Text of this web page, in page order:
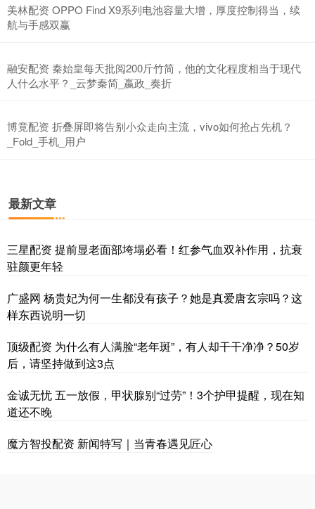
美林配资 OPPO Find X9系列电池容量大增，厚度控制得当，续
航与手感双赢
融安配资 秦始皇每天批阅200斤竹简，他的文化程度相当于现代
人什么水平？_云梦秦简_嬴政_奏折
博竟配资 折叠屏即将告别小众走向主流，vivo如何抢占先机？
_Fold_手机_用户
最新文章
三星配资 提前显老面部垮塌必看！红参气血双补作用，抗衰
驻颜更年轻
广盛网 杨贵妃为何一生都没有孩子？她是真爱唐玄宗吗？这
样东西说明一切
顶级配资 为什么有人满脸“老年斑”，有人却干干净净？50岁
后，请坚持做到这3点
金诚无忧 五一放假，甲状腺别“过劳”！3个护甲提醒，现在知
道还不晚
魔方智投配资 新闻特写｜当青春遇见匠心